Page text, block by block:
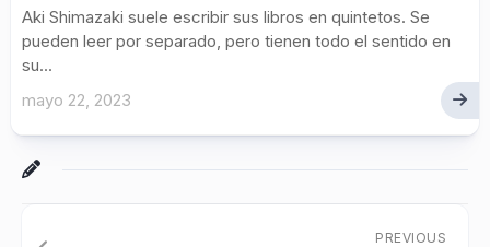
Aki Shimazaki suele escribir sus libros en quintetos. Se
pueden leer por separado, pero tienen todo el sentido en
su...
mayo 22, 2023
PREVIOUS